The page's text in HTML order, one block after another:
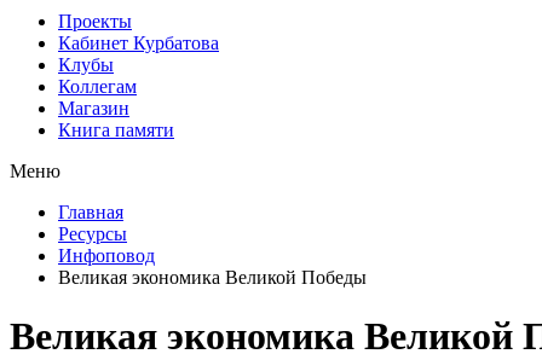
Проекты
Кабинет Курбатова
Клубы
Коллегам
Магазин
Книга памяти
Меню
Главная
Ресурсы
Инфоповод
Великая экономика Великой Победы
Великая экономика Великой